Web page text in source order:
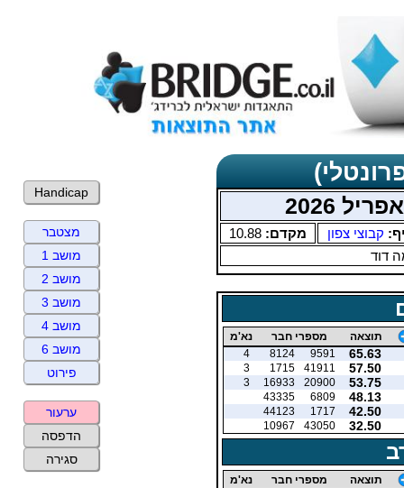
2026
קבוצי צפון מקדם: 10.88
דוד
תוצאה מספרי חבר נא'מ
65.63
9591
8124
4
57.50
41911
1715
3
53.75
20900
16933
3
48.13
6809
43335
42.50
1717
44123
32.50
43050
10967
תוצאה מספרי חבר נא'מ
Handicap
מצטבר
מושב 1
מושב 2
מושב 3
מושב 4
מושב 6
פירוט
ערעור
הדפסה
סגירה